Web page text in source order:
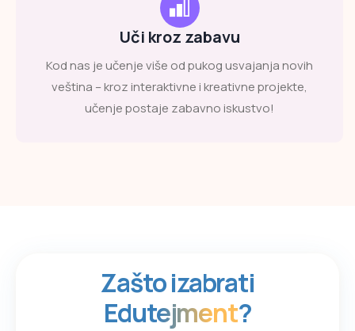
Uči kroz zabavu
Kod nas je učenje više od pukog usvajanja novih
veština – kroz interaktivne i kreativne projekte,
učenje postaje zabavno iskustvo!
Zašto izabrati
Edutejment?